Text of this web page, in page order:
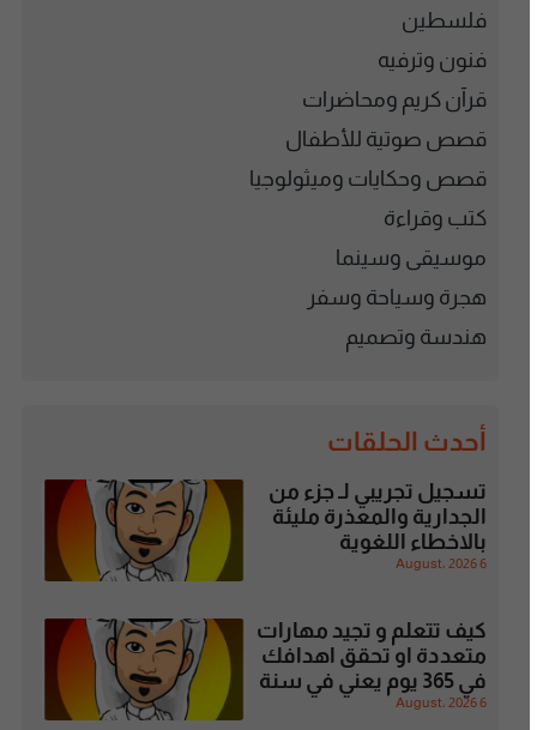
فلسطين
فنون وترفيه
قرآن كريم ومحاضرات
قصص صوتية للأطفال
قصص وحكايات وميثولوجيا
كتب وقراءة
موسيقى وسينما
هجرة وسياحة وسفر
هندسة وتصميم
أحدث الحلقات
تسجيل تجريبي لـ جزء من
الجدارية والمعذرة مليئة
بالاخطاء اللغوية
6 August، 2026
كيف تتعلم و تجيد مهارات
متعددة او تحقق اهدافك
في 365 يوم يعني في سنة
6 August، 2026